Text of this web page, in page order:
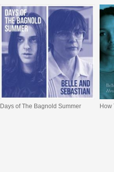
Days of The Bagnold Summer